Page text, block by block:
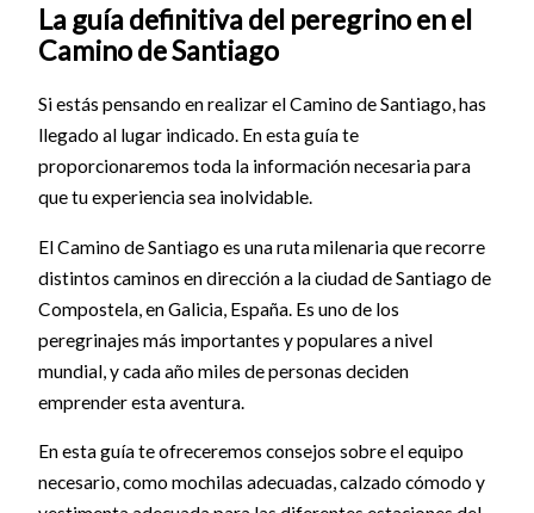
La guía definitiva del peregrino en el
Camino de Santiago
Si estás pensando en realizar el Camino de Santiago, has
llegado al lugar indicado. En esta guía te
proporcionaremos toda la información necesaria para
que tu experiencia sea inolvidable.
El Camino de Santiago es una ruta milenaria que recorre
distintos caminos en dirección a la ciudad de Santiago de
Compostela, en Galicia, España. Es uno de los
peregrinajes más importantes y populares a nivel
mundial, y cada año miles de personas deciden
emprender esta aventura.
En esta guía te ofreceremos consejos sobre el equipo
necesario, como mochilas adecuadas, calzado cómodo y